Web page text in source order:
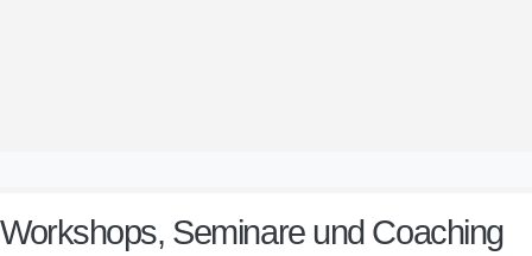
Workshops, Seminare und Coaching